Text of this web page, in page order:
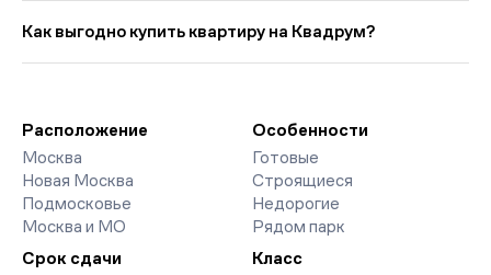
отделкой», вы найдете проекты от эконом- до премиум-
класса. На страницах ЖК доступны отзывы жильцов о
качестве строительства, интерактивный генплан корпусов,
Как выгодно купить квартиру на Квадрум?
организует просмотр и поможет одобрить ипотеку по
минимальной ставке. Чтобы зафиксировать цену, оставьте
заявку на обратный звонок.
Расположение
Москва
Новая Москва
Подмосковье
Москва и МО
Особенности
Готовые
Строящиеся
Недорогие
Рядом парк
Срок сдачи
Класс